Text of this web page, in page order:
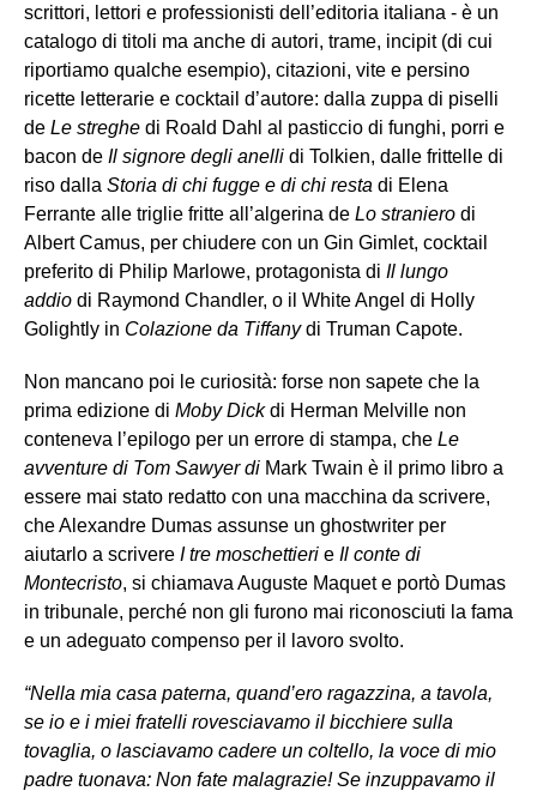
scrittori, lettori e professionisti dell’editoria italiana - è un
catalogo di titoli ma anche di autori, trame, incipit (di cui
riportiamo qualche esempio), citazioni, vite e persino
ricette letterarie e cocktail d’autore: dalla zuppa di piselli
de Le streghe di Roald Dahl al pasticcio di funghi, porri e
bacon de Il signore degli anelli di Tolkien, dalle frittelle di
riso dalla Storia di chi fugge e di chi resta di Elena
Ferrante alle triglie fritte all’algerina de Lo straniero di
Albert Camus, per chiudere con un Gin Gimlet, cocktail
preferito di Philip Marlowe, protagonista di Il lungo
addio di Raymond Chandler, o il White Angel di Holly
Golightly in Colazione da Tiffanydi Truman Capote.
Non mancano poi le curiosità: forse non sapete che la
prima edizione di Moby Dickdi Herman Melville non
conteneva l’epilogo per un errore di stampa, che Le
avventure di Tom Sawyer di Mark Twain è il primo libro a
essere mai stato redatto con una macchina da scrivere,
che Alexandre Dumas assunse un ghostwriter per
aiutarlo a scrivere I tre moschettieri e Il conte di
Montecristo, si chiamava Auguste Maquet e portò Dumas
in tribunale, perché non gli furono mai riconosciuti la fama
e un adeguato compenso per il lavoro svolto.
“Nella mia casa paterna, quand’ero ragazzina, a tavola,
se io e i miei fratelli rovesciavamo il bicchiere sulla
tovaglia, o lasciavamo cadere un coltello, la voce di mio
padre tuonava: Non fate malagrazie! Se inzuppavamo il